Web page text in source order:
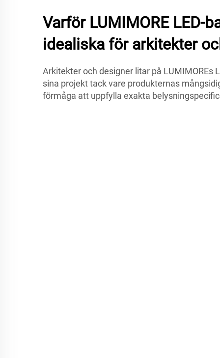
Varför LUMIMORE LED-
idealiska för arkitekter
Arkitekter och designer litar på LUMIMOREs
sina projekt tack vare produkternas
förmåga att uppfylla exakta